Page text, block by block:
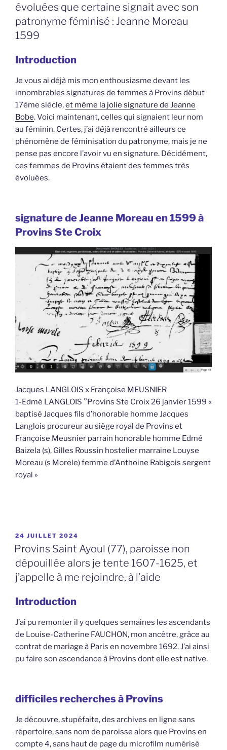
évoluées que certaine signait avec son
patronyme féminisé : Jeanne Moreau
1599
Introduction
Je vous ai déjà mis mon enthousiasme devant les
innombrables signatures de femmes à Provins début
17ème siècle,et même la jolie signature de Jeanne
Bobe. Voici maintenant, celles qui signaient leur nom
au féminin. Certes, j’ai déjà rencontré ailleurs ce
phénomène de féminisation du patronyme, mais je ne
pense pas encore l’avoir vu en signature. Décidément,
ces femmes de Provins étaient des femmes très
évoluées.
signature de Jeanne Moreau en 1599 à
Provins Ste Croix
Jacques LANGLOIS x Françoise MEUSNIER
1-Edmé LANGLOIS °Provins Ste Croix 26 janvier 1599 «
baptisé Jacques fils d’honorable homme Jacques
Langlois procureur au siège royal de Provins et
Françoise Meusnier parrain honorable homme Edmé
Baizela (s), Gilles Roussin hostelier marraine Louyse
Moreau (s Morele) femme d’Anthoine Rabigois sergent
royal »
PUBLIÉ
LE
24 JUILLET 2024
Provins Saint Ayoul (77), paroisse non
dépouillée alors je tente 1607-1625, et
j’appelle à me rejoindre, à l’aide
Introduction
J’ai pu remonter il y quelques semaines les ascendants
de Louise-Catherine FAUCHON, mon ancêtre, grâce au
contrat de mariage à Paris en novembre 1692. J’ai ainsi
pu faire son ascendance à Provins dont elle est native.
difficiles recherches à Provins
Je découvre, stupéfaite, des archives en ligne sans
répertoire, sans nom de paroisse alors que Provins en
compte 4, sans haut de page du microfilm numérisé